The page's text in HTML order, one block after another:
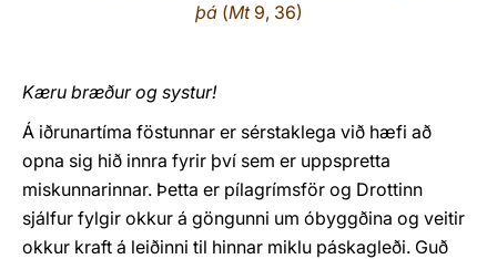
þá (Mt 9, 36)
Kæru bræður og systur!
Á iðrunartíma föstunnar er sérstaklega við hæfi að
opna sig hið innra fyrir því sem er uppspretta
miskunnarinnar. Þetta er pílagrímsför og Drottinn
sjálfur fylgir okkur á göngunni um óbyggðina og veitir
okkur kraft á leiðinni til hinnar miklu páskagleði. Guð